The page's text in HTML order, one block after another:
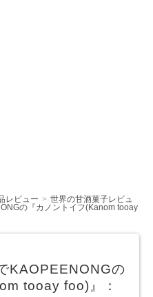
レビュー
世界の甘酒菓子レビュ
の『カノントイフ(Kanom tooay
KAOPEENONGの
tooay foo)』：